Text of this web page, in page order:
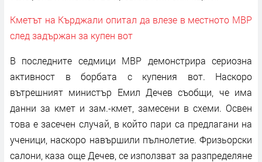
Кметът на Кърджали опитал да влезе в местното МВР
след задържан за купен вот
В последните седмици МВР демонстрира сериозна
активност в борбата с купения вот. Наскоро
вътрешният министър Емил Дечев съобщи, че има
данни за кмет и зам.-кмет, замесени в схеми. Освен
това е засечен случай, в който пари са предлагани на
ученици, наскоро навършили пълнолетие. Фризьорски
салони, каза още Дечев, се използват за разпределяне